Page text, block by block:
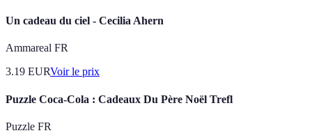
Un cadeau du ciel - Cecilia Ahern
Ammareal FR
3.19 EURVoir le prix
Puzzle Coca-Cola : Cadeaux Du Père Noël Trefl
Puzzle FR